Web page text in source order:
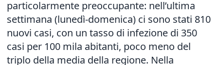
particolarmente preoccupante: nell’ultima
settimana (lunedì-domenica) ci sono stati 810
nuovi casi, con un tasso di infezione di 350
casi per 100 mila abitanti, poco meno del
triplo della media della regione. Nella